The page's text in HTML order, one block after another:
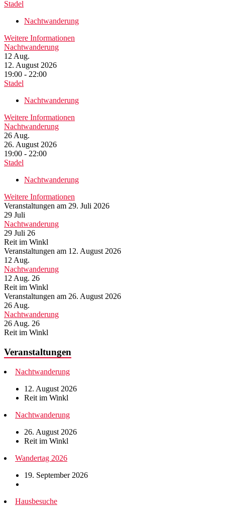
Stadel
Nachtwanderung
Weitere Informationen
Nachtwanderung
12 Aug.
12. August 2026
19:00 - 22:00
Stadel
Nachtwanderung
Weitere Informationen
Nachtwanderung
26 Aug.
26. August 2026
19:00 - 22:00
Stadel
Nachtwanderung
Weitere Informationen
Veranstaltungen am 29. Juli 2026
29 Juli
Nachtwanderung
29 Juli 26
Reit im Winkl
Veranstaltungen am 12. August 2026
12 Aug.
Nachtwanderung
12 Aug. 26
Reit im Winkl
Veranstaltungen am 26. August 2026
26 Aug.
Nachtwanderung
26 Aug. 26
Reit im Winkl
Veranstaltungen
Nachtwanderung
12. August 2026
Reit im Winkl
Nachtwanderung
26. August 2026
Reit im Winkl
Wandertag 2026
19. September 2026
Hausbesuche